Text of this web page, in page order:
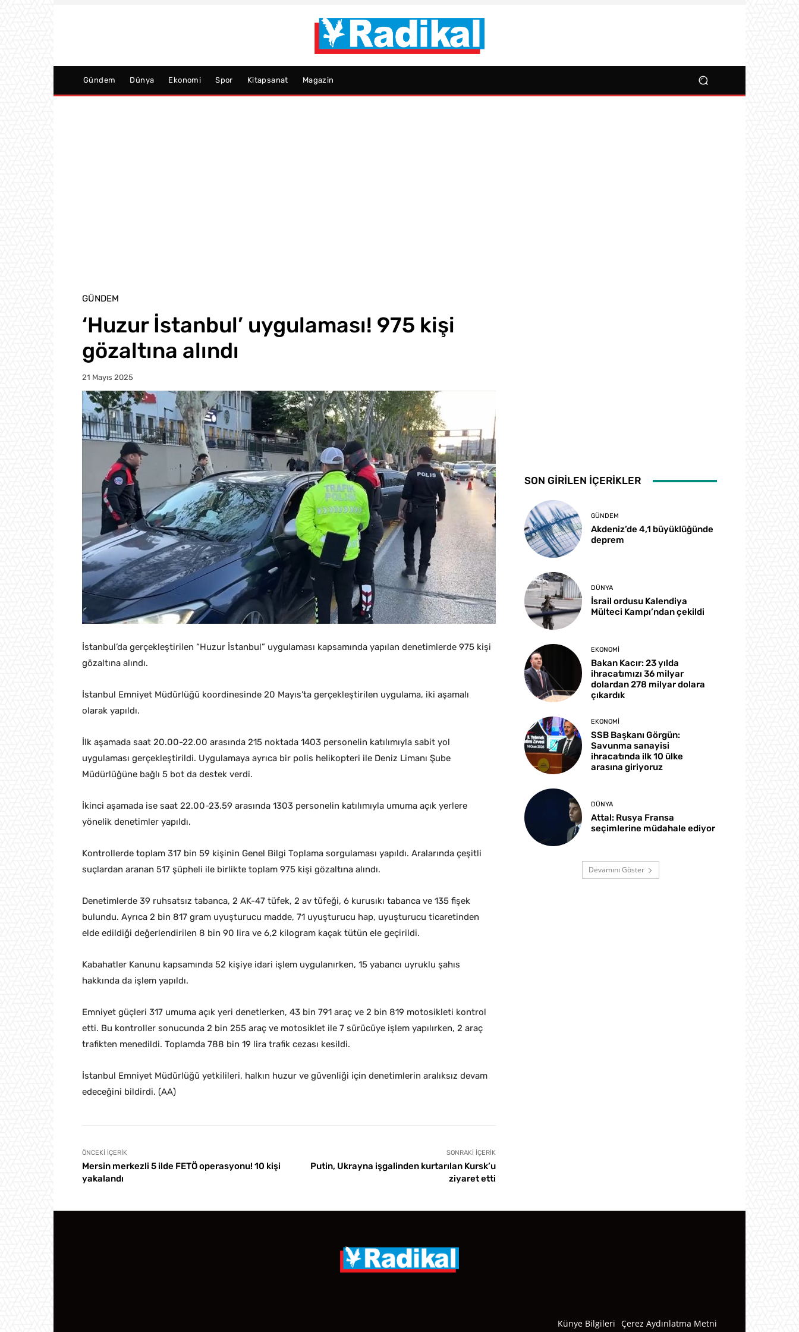
Gündem Dünya Ekonomi Spor Kitapsanat Magazin
GÜNDEM
‘Huzur İstanbul’ uygulaması! 975 kişi
gözaltına alındı
21 Mayıs 2025
İstanbul’da gerçekleştirilen “Huzur İstanbul” uygulaması kapsamında yapılan denetimlerde 975 kişi
gözaltına alındı.
İstanbul Emniyet Müdürlüğü koordinesinde 20 Mayıs’ta gerçekleştirilen uygulama, iki aşamalı
olarak yapıldı.
İlk aşamada saat 20.00-22.00 arasında 215 noktada 1403 personelin katılımıyla sabit yol
uygulaması gerçekleştirildi. Uygulamaya ayrıca bir polis helikopteri ile Deniz Limanı Şube
Müdürlüğüne bağlı 5 bot da destek verdi.
İkinci aşamada ise saat 22.00-23.59 arasında 1303 personelin katılımıyla umuma açık yerlere
yönelik denetimler yapıldı.
Kontrollerde toplam 317 bin 59 kişinin Genel Bilgi Toplama sorgulaması yapıldı. Aralarında çeşitli
suçlardan aranan 517 şüpheli ile birlikte toplam 975 kişi gözaltına alındı.
Denetimlerde 39 ruhsatsız tabanca, 2 AK-47 tüfek, 2 av tüfeği, 6 kurusıkı tabanca ve 135 fişek
bulundu. Ayrıca 2 bin 817 gram uyuşturucu madde, 71 uyuşturucu hap, uyuşturucu ticaretinden
elde edildiği değerlendirilen 8 bin 90 lira ve 6,2 kilogram kaçak tütün ele geçirildi.
Kabahatler Kanunu kapsamında 52 kişiye idari işlem uygulanırken, 15 yabancı uyruklu şahıs
hakkında da işlem yapıldı.
Emniyet güçleri 317 umuma açık yeri denetlerken, 43 bin 791 araç ve 2 bin 819 motosikleti kontrol
etti. Bu kontroller sonucunda 2 bin 255 araç ve motosiklet ile 7 sürücüye işlem yapılırken, 2 araç
trafikten menedildi. Toplamda 788 bin 19 lira trafik cezası kesildi.
İstanbul Emniyet Müdürlüğü yetkilileri, halkın huzur ve güvenliği için denetimlerin aralıksız devam
edeceğini bildirdi. (AA)
ÖNCEKI İÇERIK
Mersin merkezli 5 ilde FETÖ operasyonu! 10 kişi
yakalandı
SONRAKI İÇERIK
Putin, Ukrayna işgalinden kurtarılan Kursk’u
ziyaret etti
SON GİRİLEN İÇERİKLER
GÜNDEM
Akdeniz’de 4,1 büyüklüğünde
deprem
DÜNYA
İsrail ordusu Kalendiya
Mülteci Kampı’ndan çekildi
EKONOMI
Bakan Kacır: 23 yılda
ihracatımızı 36 milyar
dolardan 278 milyar dolara
çıkardık
EKONOMI
SSB Başkanı Görgün:
Savunma sanayisi
ihracatında ilk 10 ülke
arasına giriyoruz
DÜNYA
Attal: Rusya Fransa
seçimlerine müdahale ediyor
Devamını Göster
Künye Bilgileri Çerez Aydınlatma Metni